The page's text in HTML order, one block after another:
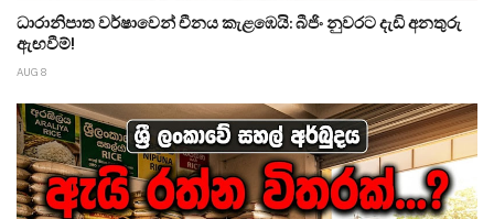
ධාරානිපාත වර්ෂාවෙන් චීනය කැළඹෙයි: බීජිං නුවරට දැඩි අනතුරු
ඇඟවීම්!
AUG 8